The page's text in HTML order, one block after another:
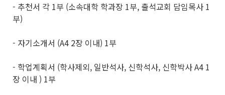
- 추천서 각 1부 (소속대학 학과장 1부, 출석교회 담임목사 1
부)
- 자기소개서 (A4 2장 이내) 1부
- 학업계획서 (학사제외, 일반석사, 신학석사, 신학박사 A4 1
장 이내 ) 1부